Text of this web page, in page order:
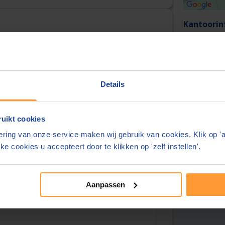
Details
cookies
van onze service maken wij gebruik van cookies. Klik op
cookies u accepteert door te klikken op 'zelf instellen'.
Aanpassen
Tarieven
Reviews